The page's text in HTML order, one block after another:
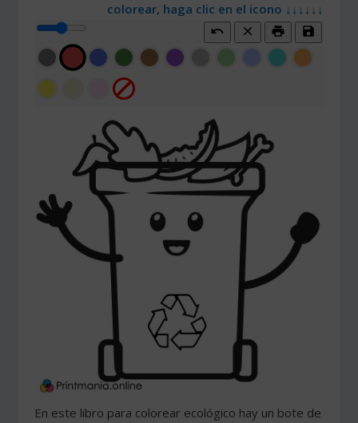
colorear, haga clic en el icono ↓↓↓↓↓↓
En este libro para colorear ecológico hay un bote de